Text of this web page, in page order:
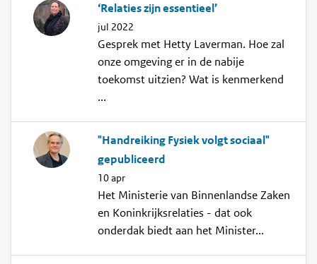
‘Relaties zijn essentieel’
jul 2022
Gesprek met Hetty Laverman. Hoe zal
onze omgeving er in de nabije
toekomst uitzien? Wat is kenmerkend
...
"Handreiking Fysiek volgt sociaal"
gepubliceerd
10 apr
Het Ministerie van Binnenlandse Zaken
en Koninkrijksrelaties - dat ook
onderdak biedt aan het Minister...